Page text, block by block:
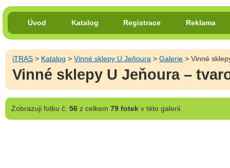
Úvod Katalog Registrace Reklama
iTRAS > Katalog >Vinné sklepy U Jeňoura >Galerie > Vinné
Vinné sklepy U Jeňoura –
Zobrazujifotku č. 56z celkem 79 fotekv této galerii.